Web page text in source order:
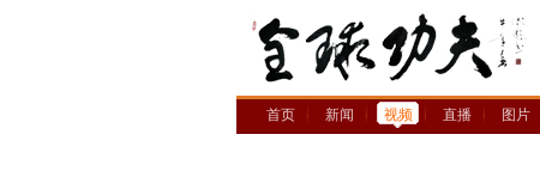
首页 新闻 视频 直播 图片